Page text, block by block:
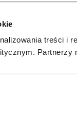
treści i